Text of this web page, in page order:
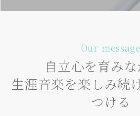
Our message
自立心を育みな
生涯音楽を楽しみ続
つける